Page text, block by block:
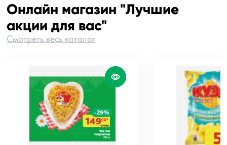
Онлайн магазин "Лучшие
акции для вас"
Смотреть весь каталог